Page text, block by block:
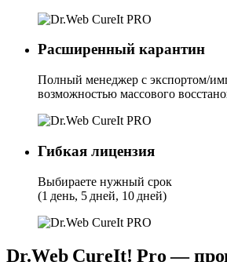
Расширенный карантин
Полный менеджер с экспортом/
возможностью массового
Гибкая лицензия
Выбираете нужный срок
(1 день, 5 дней, 10 дней)
Dr.Web CureIt! Pro —